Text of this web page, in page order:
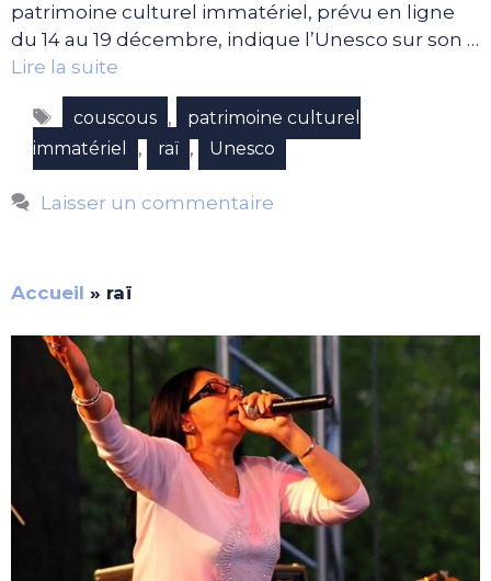
patrimoine culturel immatériel, prévu en ligne
du 14 au 19 décembre, indique l’Unesco sur son …
Lire la suite
Étiquettes
couscous ,
patrimoine culturel
immatériel
, raï , Unesco
Laisser un commentaire
Accueil » raï